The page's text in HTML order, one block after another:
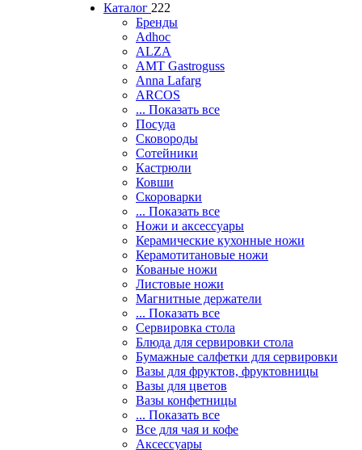
Каталог 222
Бренды
Adhoc
ALZA
AMT Gastroguss
Anna Lafarg
ARCOS
... Показать все
Посуда
Сковороды
Сотейники
Кастрюли
Ковши
Скороварки
... Показать все
Ножи и аксессуары
Керамические кухонные ножи
Керамотитановые ножи
Кованые ножи
Листовые ножи
Магнитные держатели
... Показать все
Сервировка стола
Блюда для сервировки стола
Бумажные салфетки для сервировки
Вазы для фруктов, фруктовницы
Вазы для цветов
Вазы конфетницы
... Показать все
Все для чая и кофе
Аксессуары